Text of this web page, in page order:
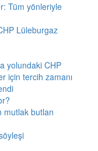
Tüm yönleriyle
Lüleburgaz
yolundaki CHP
için tercih zamanı
mutlak butlan